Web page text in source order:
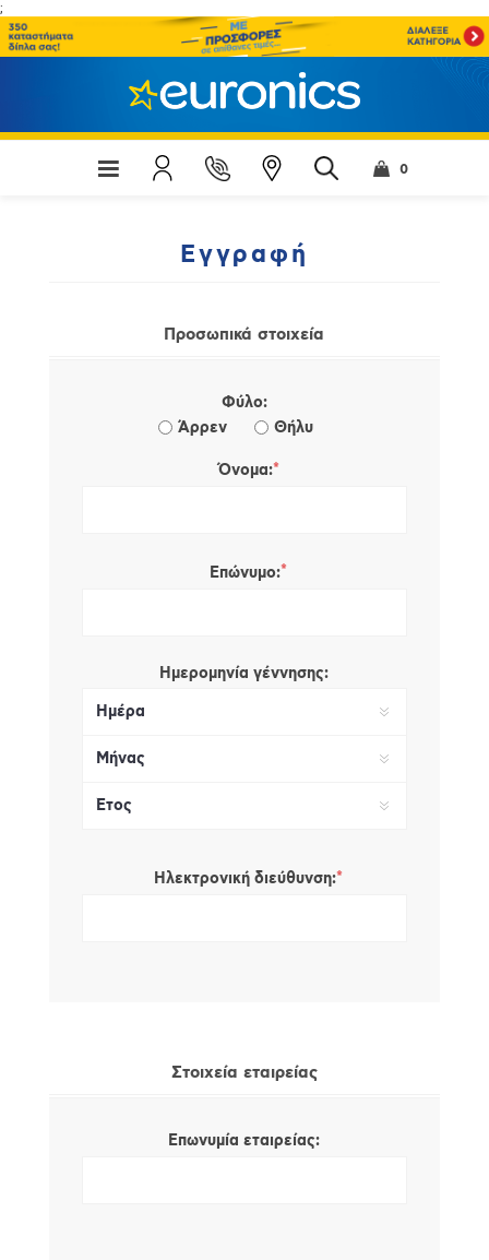
;
0
Εγγραφή
Προσωπικά στοιχεία
Φύλο:
Άρρεν
Θήλυ
Όνομα:*
Επώνυμο:*
Ημερομηνία γέννησης:
Ηλεκτρονική διεύθυνση:*
Στοιχεία εταιρείας
Επωνυμία εταιρείας: